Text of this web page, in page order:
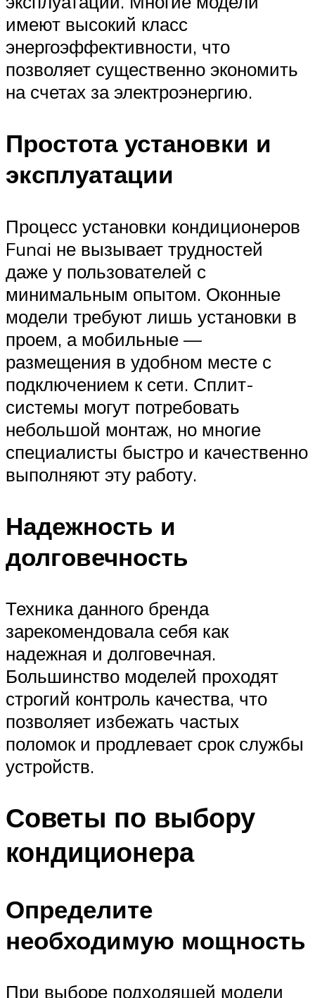
имеют высокий класс
энергоэффективности, что
позволяет существенно экономить
на счетах за электроэнергию.
Простота установки и
эксплуатации
Процесс установки кондиционеров
Funai не вызывает трудностей
даже у пользователей с
минимальным опытом. Оконные
модели требуют лишь установки в
проем, а мобильные —
размещения в удобном месте с
подключением к сети. Сплит-
системы могут потребовать
небольшой монтаж, но многие
специалисты быстро и качественно
выполняют эту работу.
Надежность и
долговечность
Техника данного бренда
зарекомендовала себя как
надежная и долговечная.
Большинство моделей проходят
строгий контроль качества, что
позволяет избежать частых
поломок и продлевает срок службы
устройств.
Советы по выбору
кондиционера
Определите
необходимую мощность
При выборе подходящей модели